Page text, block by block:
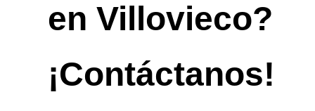
en Villovieco?
¡Contáctanos!